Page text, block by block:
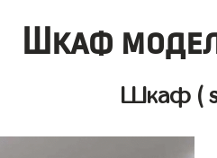
Шкаф
Шкаф (